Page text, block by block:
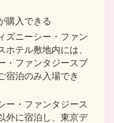
購入できる
ズニーシー・ファン
ホテル敷地内には、
・ファンタジースプ
宿泊のみ入場でき
ー・ファンタジース
外に宿泊し、東京デ